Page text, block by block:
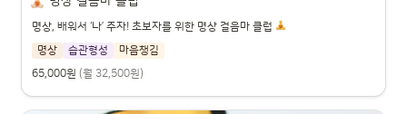
명상, 배워서 ‘나’ 주자! 초보자를 위한 명상 걸음마 클럽
명상
습관형성
마음챙김
65,000원 (월 32,500원)